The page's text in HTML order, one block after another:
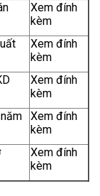
Xem đính
kèm
Xem đính
kèm
Xem đính
kèm
Xem đính
kèm
Xem đính
kèm